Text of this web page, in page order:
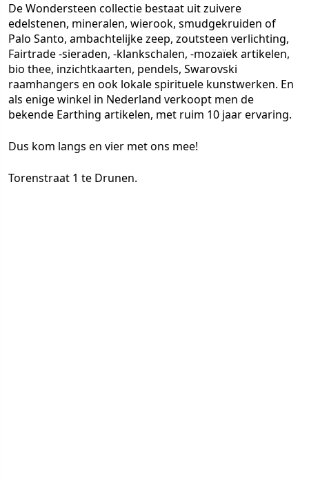
De Wondersteen collectie bestaat uit zuivere
edelstenen, mineralen, wierook, smudgekruiden of
Palo Santo, ambachtelijke zeep, zoutsteen verlichting,
Fairtrade -sieraden, -klankschalen, -mozaïek artikelen,
bio thee, inzichtkaarten, pendels, Swarovski
raamhangers en ook lokale spirituele kunstwerken. En
als enige winkel in Nederland verkoopt men de
bekende Earthing artikelen, met ruim 10 jaar ervaring.
Dus kom langs en vier met ons mee!
Torenstraat 1 te Drunen.